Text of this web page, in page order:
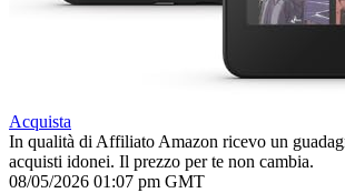
Acquista
In qualità di Affiliato Amazon ricevo un
acquisti idonei. Il prezzo per te non cambia.
08/05/2026 01:07 pm GMT